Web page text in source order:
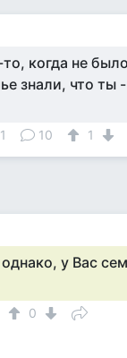
когда не
знали, что ты
10 1
у Вас
0